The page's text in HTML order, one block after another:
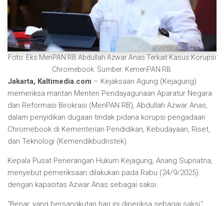
Foto: Eks MenPAN RB Abdullah Azwar Anas Terkait Kasus Korupsi
Chromebook. Sumber: KemenPAN RB.
Jakarta, Kaltimedia.com – Kejaksaan Agung (Kejagung)
memeriksa mantan Menteri Pendayagunaan Aparatur Negara
dan Reformasi Birokrasi (MenPAN RB), Abdullah Azwar Anas,
dalam penyidikan dugaan tindak pidana korupsi pengadaan
Chromebook di Kementerian Pendidikan, Kebudayaan, Riset,
dan Teknologi (Kemendikbudristek).
Kepala Pusat Penerangan Hukum Kejagung, Anang Supriatna,
menyebut pemeriksaan dilakukan pada Rabu (24/9/2025)
dengan kapasitas Azwar Anas sebagai saksi.
“Benar, yang bersangkutan hari ini diperiksa sebagai saksi,”